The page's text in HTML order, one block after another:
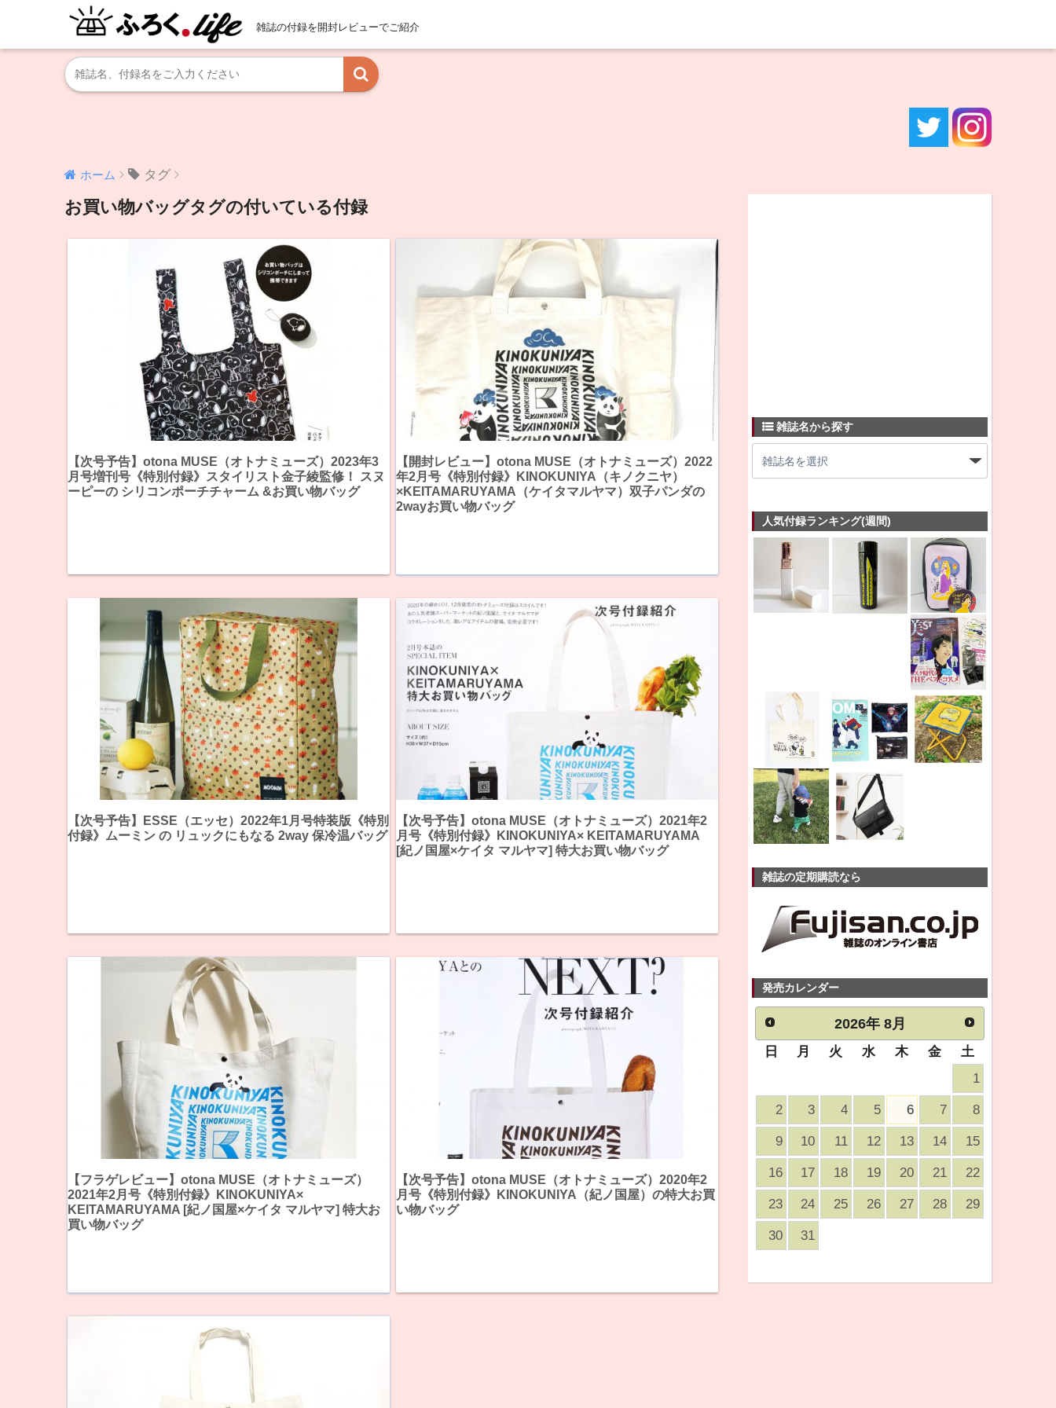
雑誌の付録を開封レビューでご紹介
ホーム タグ
お買い物バッグタグの付いている付録
【次号予告】otona MUSE（オトナミューズ）2023年3
月号増刊号《特別付録》スタイリスト金子綾監修！ スヌ
ーピーの シリコンポーチチャーム &お買い物バッグ
【開封レビュー】otona MUSE（オトナミューズ）2022
年2月号《特別付録》KINOKUNIYA（キノクニヤ）
×KEITAMARUYAMA（ケイタマルヤマ）双子パンダの
2wayお買い物バッグ
【次号予告】ESSE（エッセ）2022年1月号特装版《特別
付録》ムーミン の リュックにもなる 2way 保冷温バッグ
【次号予告】otona MUSE（オトナミューズ）2021年2
月号《特別付録》KINOKUNIYA× KEITAMARUYAMA
[紀ノ国屋×ケイタ マルヤマ] 特大お買い物バッグ
【フラゲレビュー】otona MUSE（オトナミューズ）
2021年2月号《特別付録》KINOKUNIYA×
KEITAMARUYAMA [紀ノ国屋×ケイタ マルヤマ] 特大お
買い物バッグ
【次号予告】otona MUSE（オトナミューズ）2020年2
月号《特別付録》KINOKUNIYA（紀ノ国屋）の特大お買
い物バッグ
雑誌名から探す
人気付録ランキング(週間)
雑誌の定期購読なら
発売カレンダー
2026年 8月
日 月 火 水 木 金
土
1
2 3 4 5 6 7 8
9 10 11 12 13 14 15
16 17 18 19 20 21 22
23 24 25 26 27 28 29
30 31